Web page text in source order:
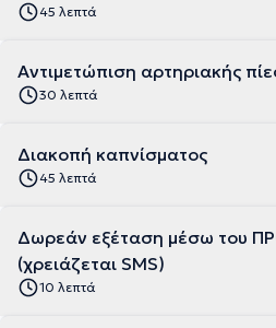
45 λεπτά
Αντιμετώπιση αρτηριακής
30 λεπτά
Διακοπή καπνίσματος
45 λεπτά
Δωρεάν εξέταση μέσω του
(χρειάζεται SMS)
10 λεπτά